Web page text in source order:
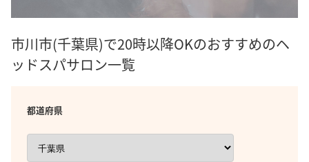
市川市(千葉県)で20時以降OKのおすすめのヘ
ッドスパサロン一覧
都道府県